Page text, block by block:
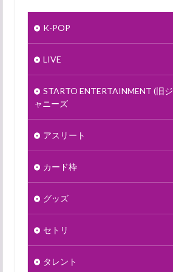
K-POP
LIVE
STARTO ENTERTAINMENT (旧ジ
ャニーズ
アスリート
カード枠
グッズ
セトリ
タレント